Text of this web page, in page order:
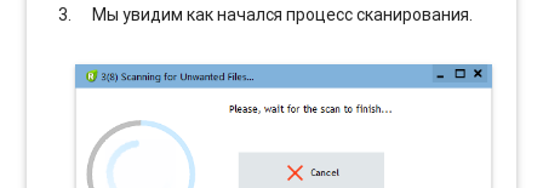
Мы увидим как начался процесс сканирования.